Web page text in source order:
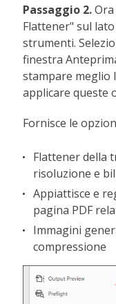
Passaggio 2.
Flattener" sul
strumenti.
finestra
stampare meglio
applicare queste
Fornisce le
Flattener della
risoluzione e
Appiattisce e
pagina PDF
Immagini
compressione